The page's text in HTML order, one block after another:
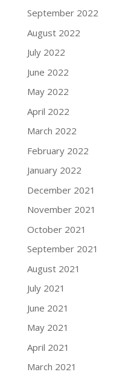
September 2022
August 2022
July 2022
June 2022
May 2022
April 2022
March 2022
February 2022
January 2022
December 2021
November 2021
October 2021
September 2021
August 2021
July 2021
June 2021
May 2021
April 2021
March 2021